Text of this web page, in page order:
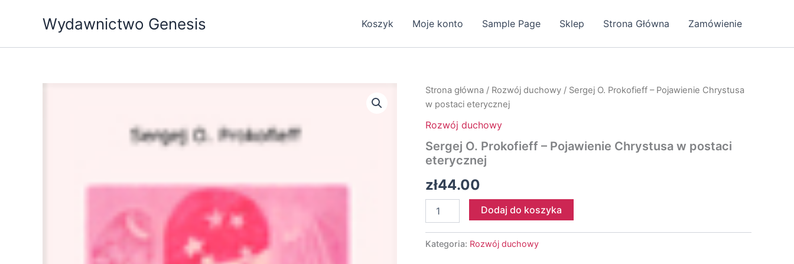
Wydawnictwo Genesis Koszyk Moje konto Sample Page Sklep Strona Główna Zamówienie
Strona główna / Rozwój duchowy / Sergej O. Prokofieff – Pojawienie Chrystusa
w postaci eterycznej
Rozwój duchowy
Sergej O. Prokofieff – Pojawienie Chrystusa w postaci
eterycznej
zł44.00
Sergej
Prokofieff
Dodaj do koszyka
Kategoria: Rozwój duchowy